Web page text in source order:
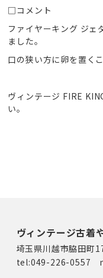
□コメント
ファイヤーキング ジェ
ました。
口の狭い方に卵を置く
ヴィンテージ FIRE
い。
ヴィンテージ古着
埼玉県川越市脇田町
tel:049-226-0557